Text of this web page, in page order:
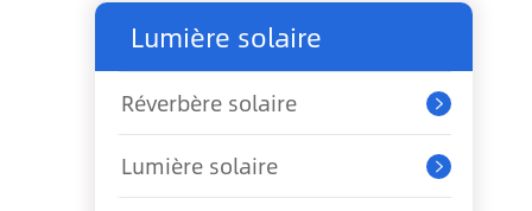
Lumière solaire
Réverbère solaire 
Lumière solaire 